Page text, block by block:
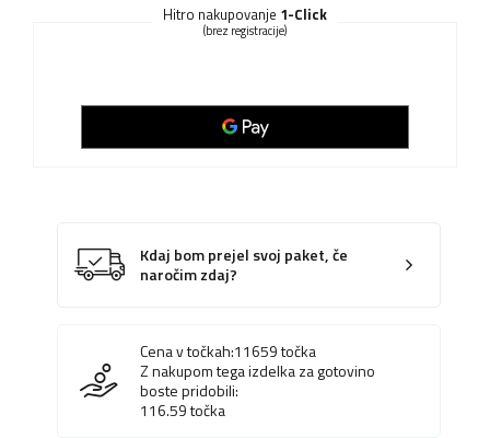
Hitro nakupovanje 1-Click
(brez registracije)
Kdaj bom prejel svoj paket, če
naročim zdaj?
Cena v točkah:11659točka
Z nakupom tega izdelka za gotovino
boste pridobili:
116.59točka